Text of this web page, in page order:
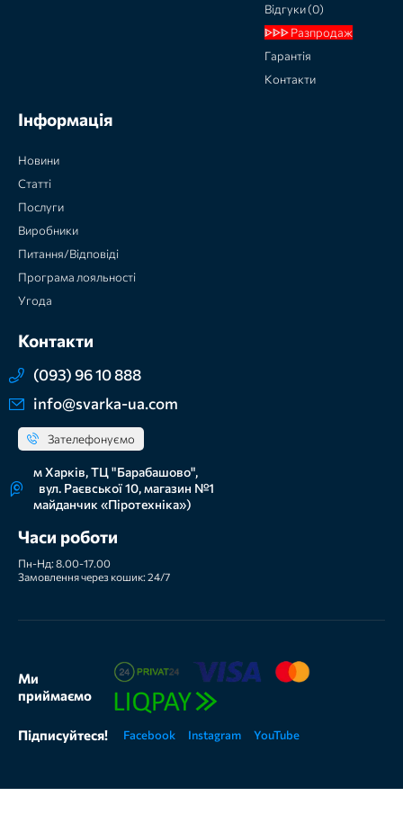
Відгуки (0)
ᐈᐈᐈ Разпродаж
Гарантія
Контакти
Інформація
Новини
Статті
Послуги
Виробники
Питання/Відповіді
Програма лояльності
Угода
Контакти
(093) 96 10 888
info@svarka-ua.com
Зателефонуємо
м Харків, ТЦ "Барабашово",
вул. Раєвської 10, магазин №1
майданчик «Піротехніка»)
Часи роботи
Пн-Нд: 8.00-17.00
Замовлення через кошик: 24/7
Ми
приймаємо
Підписуйтеся! Facebook Instagram YouTube